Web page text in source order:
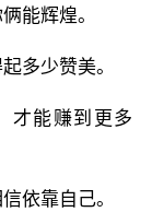
能辉煌。
多少赞美。
才能赚到更多
依靠自己。